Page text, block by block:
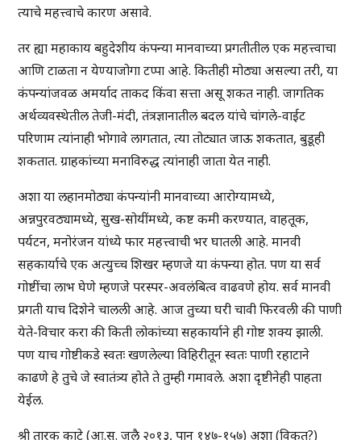
त्याचे महत्त्वाचे कारण असावे.
तर ह्या महाकाय बहुदेशीय कंपन्या मानवाच्या प्रगतीतील एक महत्त्वाचा
आणि टाळता न येण्याजोगा टप्पा आहे. कितीही मोठ्या असल्या तरी, या
कंपन्यांजवळ अमर्याद ताकद किंवा सत्ता असू शकत नाही. जागतिक
अर्थव्यवस्थेतील तेजी-मंदी, तंत्रज्ञानातील बदल यांचे चांगले-वाईट
परिणाम त्यांनाही भोगावे लागतात, त्या तोट्यात जाऊ शकतात, बुडूही
शकतात. ग्राहकांच्या मनाविरुद्ध त्यांनाही जाता येत नाही.
अशा या लहानमोठ्या कंपन्यांनी मानवाच्या आरोग्यामध्ये,
अन्नपुरवठ्यामध्ये, सुख-सोयींमध्ये, कष्ट कमी करण्यात, वाहतूक,
पर्यटन, मनोरंजन यांध्ये फार महत्त्वाची भर घातली आहे. मानवी
सहकार्याचे एक अत्युच्च शिखर म्हणजे या कंपन्या होत. पण या सर्व
गोष्टींचा लाभ घेणे म्हणजे परस्पर-अवलंबित्व वाढवणे होय. सर्व मानवी
प्रगती याच दिशेने चालली आहे. आज तुच्या घरी चावी फिरवली की पाणी
येते-विचार करा की किती लोकांच्या सहकार्याने ही गोष्ट शक्य झाली.
पण याच गोष्टीकडे स्वतः खणलेल्या विहिरीतून स्वतः पाणी रहाटाने
काढणे हे तुचे जे स्वातंत्र्य होते ते तुम्ही गमावले. अशा दृष्टीनेही पाहता
येईल.
श्री तारक काटे (आ.सु. जुलै २०१३, पान १४७-१५७) अशा (विकृत?)